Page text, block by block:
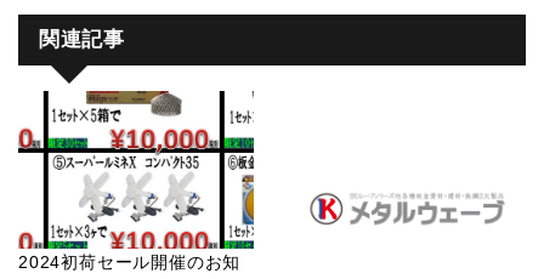
関連記事
2024初荷セール開催のお知